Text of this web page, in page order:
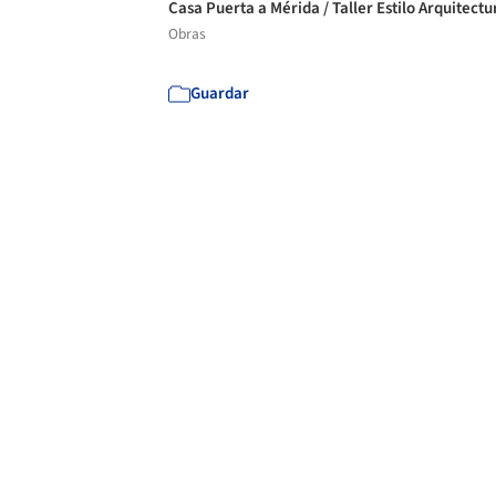
Casa Puerta a Mérida / Taller Estilo
Obras
Guardar